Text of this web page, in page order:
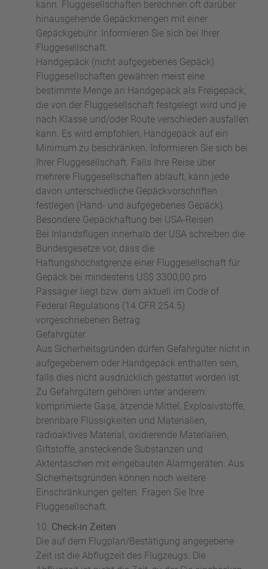
kann. Fluggesellschaften berechnen oft darüber
hinausgehende Gepäckmengen mit einer
Gepäckgebühr. Informieren Sie sich bei Ihrer
Fluggesellschaft.
Handgepäck (nicht aufgegebenes Gepäck)
Fluggesellschaften gewähren meist eine
bestimmte Menge an Handgepäck als Freigepäck,
die von der Fluggesellschaft festgelegt wird und je
nach Klasse und/oder Route verschieden ausfallen
kann. Es wird empfohlen, Handgepäck auf ein
Minimum zu beschränken. Informieren Sie sich bei
Ihrer Fluggesellschaft. Falls Ihre Reise über
mehrere Fluggesellschaften abläuft, kann jede
davon unterschiedliche Gepäckvorschriften
festlegen (Hand- und aufgegebenes Gepäck).
Besondere Gepäckhaftung bei USA-Reisen
Bei Inlandsflügen innerhalb der USA schreiben die
Bundesgesetze vor, dass die
Haftungshöchstgrenze einer Fluggesellschaft für
Gepäck bei mindestens US$ 3300,00 pro
Passagier liegt bzw. dem aktuell im Code of
Federal Regulations (14 CFR 254.5)
vorgeschriebenen Betrag.
Gefahrgüter
Aus Sicherheitsgründen dürfen Gefahrgüter nicht in
aufgegebenem oder Handgepäck enthalten sein,
falls dies nicht ausdrücklich gestattet worden ist.
Zu Gefahrgütern gehören unter anderem:
komprimierte Gase, ätzende Mittel, Explosivstoffe,
brennbare Flüssigkeiten und Materialien,
radioaktives Material, oxidierende Materialien,
Giftstoffe, ansteckende Substanzen und
Aktentaschen mit eingebauten Alarmgeräten. Aus
Sicherheitsgründen können noch weitere
Einschränkungen gelten. Fragen Sie Ihre
Fluggesellschaft.
Check-in Zeiten
Die auf dem Flugplan/Bestätigung angegebene
Zeit ist die Abflugzeit des Flugzeugs. Die